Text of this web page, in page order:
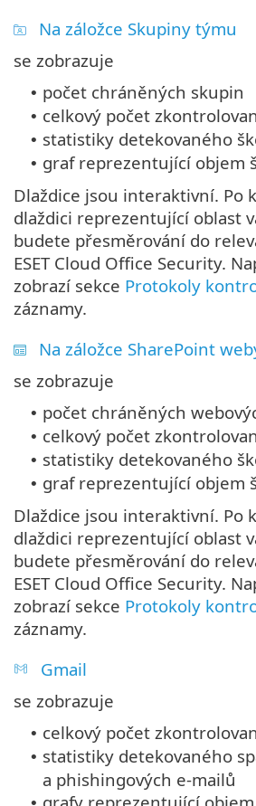
Na záložce Skupiny týmu
se zobrazuje
• počet chráněných skupin
• celkový počet
• statistiky detekovaného
• graf reprezentující objem
Dlaždice jsou interaktivní. Po
dlaždici reprezentující oblast
budete přesměrování do
ESET Cloud Office Security.
zobrazí sekce Protokoly
záznamy.
Na záložce SharePoint
se zobrazuje
• počet chráněných
• celkový počet
• statistiky detekovaného
• graf reprezentující objem
Dlaždice jsou interaktivní. Po
dlaždici reprezentující oblast
budete přesměrování do
ESET Cloud Office Security.
zobrazí sekce Protokoly
záznamy.
Gmail
se zobrazuje
• celkový počet
• statistiky detekovaného
a phishingových e-mailů